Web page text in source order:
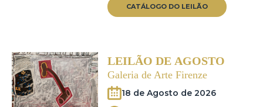
CATÁLOGO DO LEILÃO
LEILÃO DE AGOSTO
Galeria de Arte Firenze
18 de Agosto de 2026